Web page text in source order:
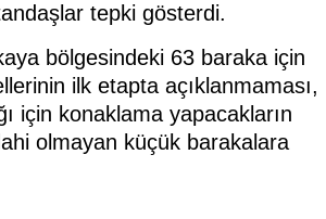
tepki gösterdi.
bölgesindeki 63 baraka için
ilk etapta açıklanmaması,
için konaklama yapacakların
olmayan küçük barakalara